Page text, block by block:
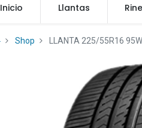
Inicio Llantas
Shop LLANTA 225/55R16